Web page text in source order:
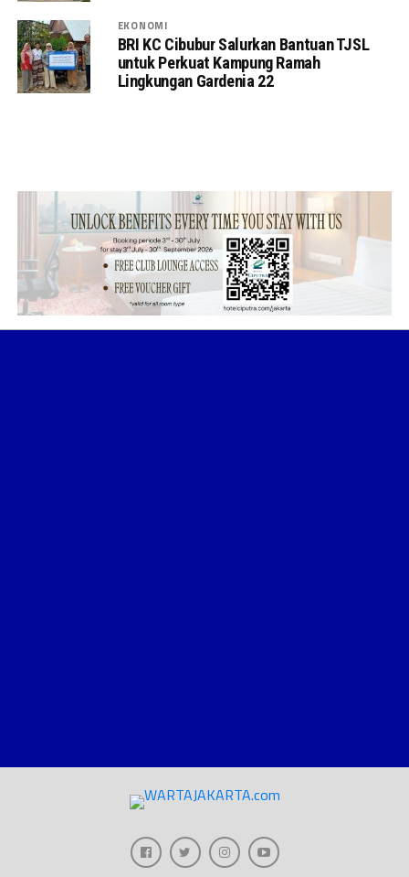
EKONOMI
BRI KC Cibubur Salurkan Bantuan TJSL
untuk Perkuat Kampung Ramah
Lingkungan Gardenia 22